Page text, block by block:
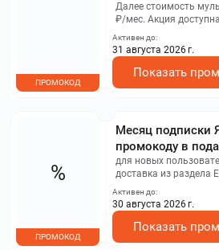
Далее стоимость
₽/мес. Акция
закончилась более 30
России. Для
кончилась более 30
ПРОМОКОД
Активен до:
31 августа 2026 г.
Показать
Месяц подписки
промокоду в
для новых
доставка из раздела
%
ПРОМОКОД
Активен до:
30 августа 2026 г.
Показать